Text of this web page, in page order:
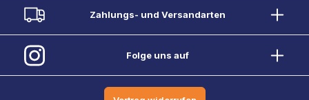
Zahlungs- und Versandarten
Folge uns auf